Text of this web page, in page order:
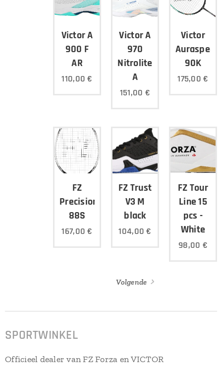
Victor A
900 F
AR
110,00 €
Victor A
970
Nitrolite
A
151,00 €
Victor
Auraspeed
90K
175,00 €
FZ
Precision
88S
167,00 €
FZ Trust
V3 M
black
104,00 €
FZ Tour
Line 15
pcs -
White
98,00 €
Volgende
SPORTWINKEL
Officieel dealer van FZ Forza en VICTOR